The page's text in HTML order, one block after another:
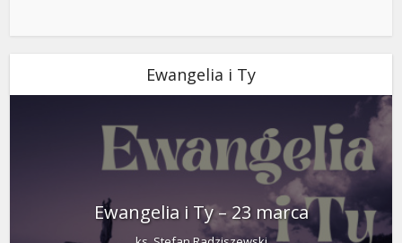
Ewangelia i Ty
Ewangelia i Ty – 23 marca